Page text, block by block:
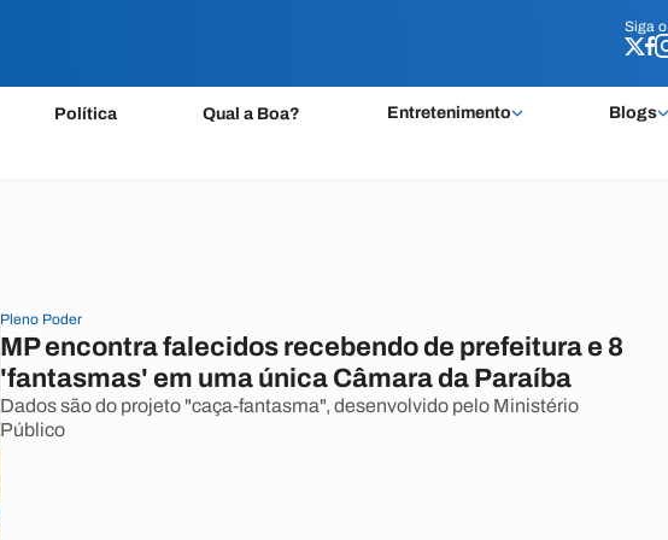
Siga o
Política Qual a Boa? Entretenimento Blogs
Siga o
Pleno Poder
MP encontra falecidos recebendo de prefeitura e 8
'fantasmas' em uma única Câmara da Paraíba
Dados são do projeto "caça-fantasma", desenvolvido pelo Ministério
Público